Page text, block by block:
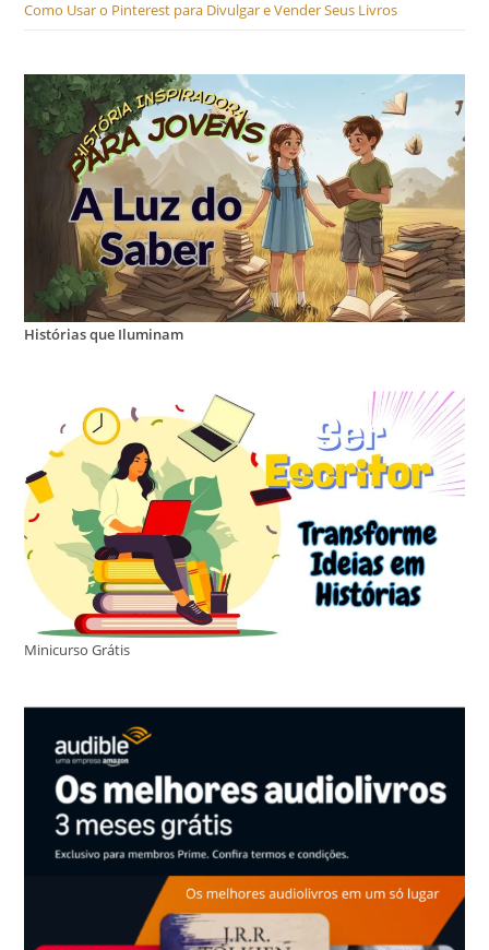
Como Usar o Pinterest para Divulgar e Vender Seus Livros
Histórias que Iluminam
Minicurso Grátis